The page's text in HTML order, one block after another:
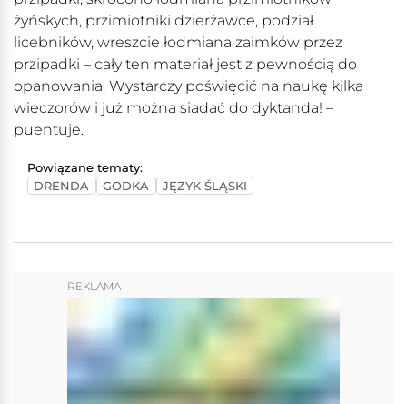
żyńskych, przimiotniki dzierżawce, podział
licebników, wreszcie łodmiana zaimków przez
przipadki – cały ten materiał jest z pewnością do
opanowania. Wystarczy poświęcić na naukę kilka
wieczorów i już można siadać do dyktanda! –
puentuje.
Powiązane tematy:
DRENDA
GODKA JĘZYK ŚLĄSKI
REKLAMA